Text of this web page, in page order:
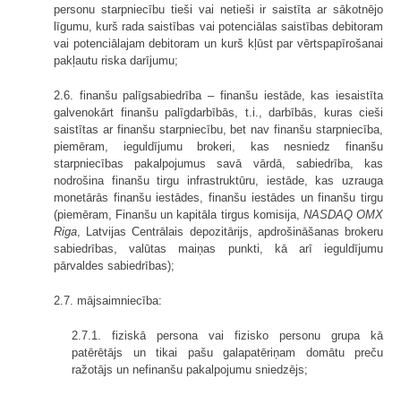
personu starpniecību tieši vai netieši ir saistīta ar sākotnējo
līgumu, kurš rada saistības vai potenciālas saistības debitoram
vai potenciālajam debitoram un kurš kļūst par vērtspapīrošanai
pakļautu riska darījumu;
2.6. finanšu palīgsabiedrība – finanšu iestāde, kas iesaistīta
galvenokārt finanšu palīgdarbībās, t.i., darbībās, kuras cieši
saistītas ar finanšu starpniecību, bet nav finanšu starpniecība,
piemēram, ieguldījumu brokeri, kas nesniedz finanšu
starpniecības pakalpojumus savā vārdā, sabiedrība, kas
nodrošina finanšu tirgu infrastruktūru, iestāde, kas uzrauga
monetārās finanšu iestādes, finanšu iestādes un finanšu tirgu
(piemēram, Finanšu un kapitāla tirgus komisija, NASDAQ OMX
Riga , Latvijas Centrālais depozitārijs, apdrošināšanas brokeru
sabiedrības, valūtas maiņas punkti, kā arī ieguldījumu
pārvaldes sabiedrības);
2.7. mājsaimniecība:
2.7.1. fiziskā persona vai fizisko personu grupa kā
patērētājs un tikai pašu galapatēriņam domātu preču
ražotājs un nefinanšu pakalpojumu sniedzējs;